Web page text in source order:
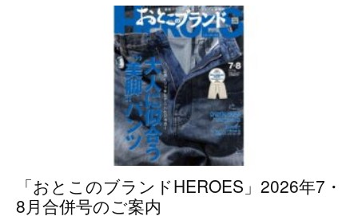
「おとこのブランドHEROES」2026年7・
8月合併号のご案内